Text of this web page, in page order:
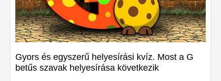
Gyors és egyszerű helyesírási kvíz. Most a G
betűs szavak helyesírása következik